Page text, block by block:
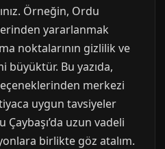
Örneğin, Ordu
yararlanmak
noktalarının gizlilik ve
büyüktür. Bu yazıda,
merkezi
uygun tavsiyeler
uzun vadeli
birlikte göz atalım.